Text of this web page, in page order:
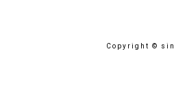
Copyright ©